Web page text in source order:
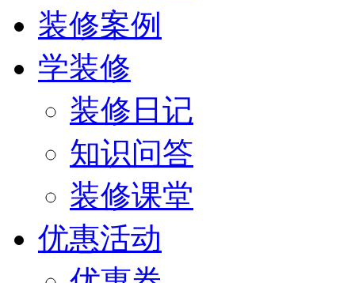
装修案例
学装修
装修日记
知识问答
装修课堂
优惠活动